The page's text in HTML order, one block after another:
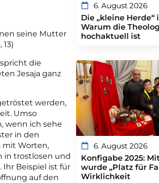
seine Mutter
die
Jesaja ganz
werden,
Umso
wenn ich sehe
in den
mit Worten,
in trostlosen und
Ihr Beispiel ist für
auf den
6. August 2026
Die „kleine
Warum die
hochaktuell ist
6. August 2026
Konfigabe 2025:
wurde „Platz für
Wirklichkeit